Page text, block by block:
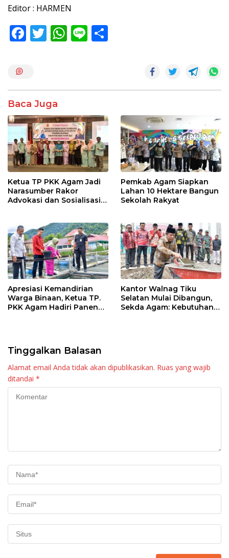
Editor : HARMEN
F
o
o
k
T W
p
p
Li
Baca Juga
Ketua TP PKK Agam Jadi
Narasumber Rakor
Advokasi dan Sosialisasi
Pemkab Agam Siapkan
Lahan 10 Hektare Bangun
Sekolah Rakyat
Apresiasi Kemandirian
Warga Binaan, Ketua TP.
PKK Agam Hadiri Panen
Kantor Walnag Tiku
Selatan Mulai Dibangun,
Sekda Agam: Kebutuhan
Tinggalkan Balasan
Alamat email Anda tidak akan dipublikasikan. Ruas yang wajib
ditandai *